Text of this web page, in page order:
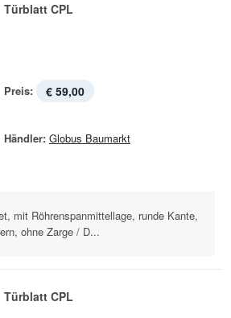
Türblatt CPL
Preis: € 59,00
Händler: Globus Baumarkt
mit Röhrenspanmittellage, runde Kante,
ohne Zarge / D...
Türblatt CPL